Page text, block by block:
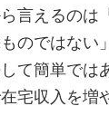
言えるのは
のではない
て簡単では
宅収入を増